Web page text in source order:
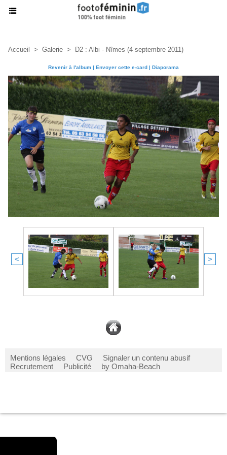
Accueil > Galerie > D2 : Albi - Nîmes (4 septembre 2011)
Revenir à l'album | Envoyer cette e-card | Diaporama
< >
Mentions légales CVG
Signaler un contenu abusif
Recrutement
Publicité by Omaha-Beach